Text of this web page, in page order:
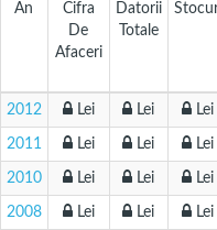
An
Cifra
De
Afaceri
Datorii
Totale
2012 Lei Lei Lei
2011 Lei Lei Lei
2010 Lei Lei Lei
2008 Lei Lei Lei